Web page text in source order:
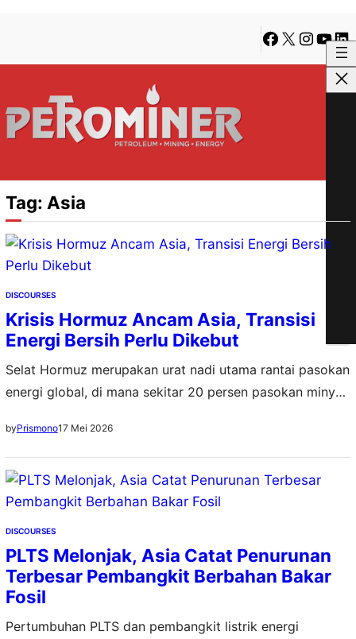
konten
content
Facebook
X Instagram
Tag: Asia
DISCOURSES
Krisis Hormuz Ancam Asia, Transisi
Energi Bersih Perlu Dikebut
Selat Hormuz merupakan urat nadi utama rantai pasokan
energi global, di mana sekitar 20 persen pasokan minyak
perairan sempit ini setiap harinya
byPrismono17 Mei 2026
DISCOURSES
PLTS Melonjak, Asia Catat Penurunan
Terbesar Pembangkit Berbahan Bakar
Fosil
Pertumbuhan PLTS dan pembangkit listrik energi